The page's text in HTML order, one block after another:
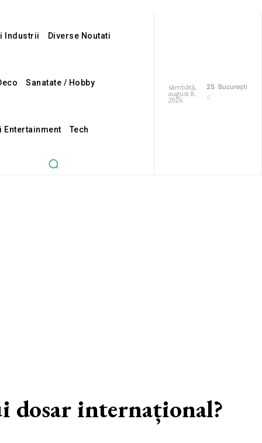
Industrii Diverse Noutati
Sanatate / Hobby
Entertainment Tech
sâmbătă,
august 8,
2026
25
C
București
dosar internațional?